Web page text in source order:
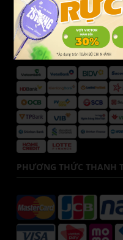
Email:
DANH SÁCH NGÂN HÀNG
PHƯƠNG THỨC THANH